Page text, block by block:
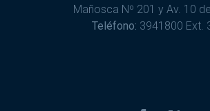
Mañosca Nº 201 y Av. 10
Teléfono: 3941800 Ext.